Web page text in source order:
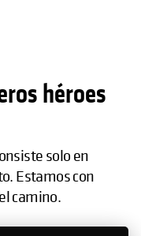
héroes
solo en
Estamos con
camino.